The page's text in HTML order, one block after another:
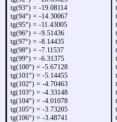
tg(93°) = -19.08114
tg(94°) = -14.30067
tg(95°) = -11.43005
tg(96°) = -9.51436
tg(97°) = -8.14435
tg(98°) = -7.11537
tg(99°) = -6.31375
tg(100°) = -5.67128
tg(101°) = -5.14455
tg(102°) = -4.70463
tg(103°) = -4.33148
tg(104°) = -4.01078
tg(105°) = -3.73205
tg(106°) = -3.48741